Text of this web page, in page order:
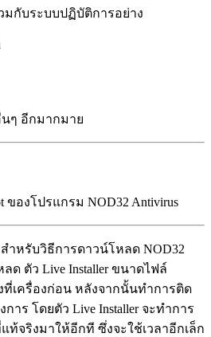
มกับระบบปฏิบัติการอย่าง
ๆ อีกมากมาย
ของโปรแกรม NOD32 Antivirus
สำหรับวิธีการดาวน์โหลด NOD32
ตัว Live Installer ขนาดไฟล์
ที่เครื่องก่อน หลังจากนั้นทำการติด
าร โดยตัว Live Installer จะทำการ
จริงมาให้อีกที ซึ่งจะใช้เวลาอีกเล็ก